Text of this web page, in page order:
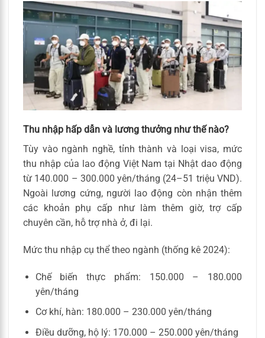
Thu nhập hấp dẫn và lương thưởng như thế nào?
Tùy vào ngành nghề, tỉnh thành và loại visa, mức
thu nhập của lao động Việt Nam tại Nhật dao động
từ 140.000 – 300.000 yên/tháng (24–51 triệu VND).
Ngoài lương cứng, người lao động còn nhận thêm
các khoản phụ cấp như làm thêm giờ, trợ cấp
chuyên cần, hỗ trợ nhà ở, đi lại.
Mức thu nhập cụ thể theo ngành (thống kê 2024):
Chế biến thực phẩm: 150.000 – 180.000
yên/tháng
Cơ khí, hàn: 180.000 – 230.000 yên/tháng
Điều dưỡng, hộ lý: 170.000 – 250.000 yên/tháng